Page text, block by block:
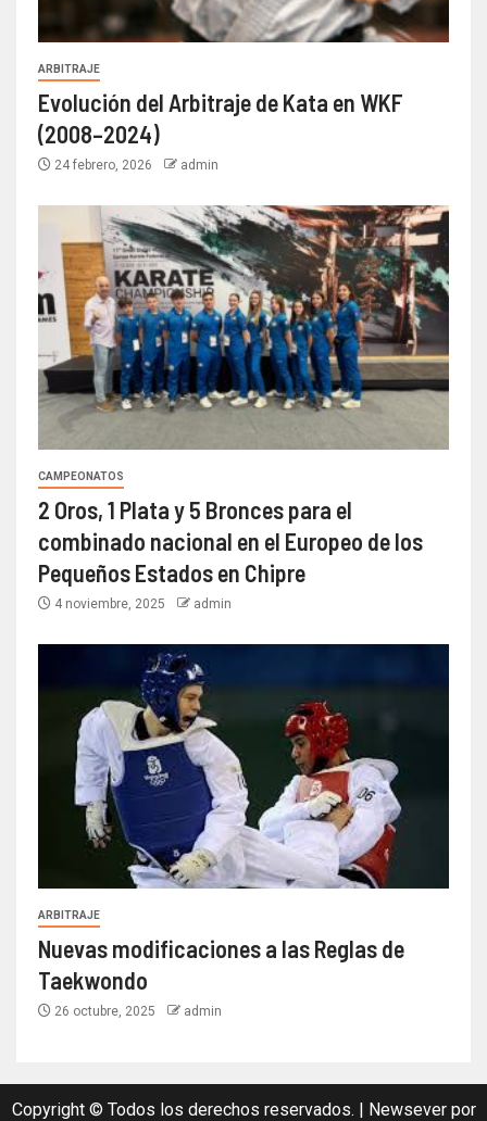
ARBITRAJE
Evolución del Arbitraje de Kata en WKF
(2008–2024)
24 febrero, 2026 admin
CAMPEONATOS
2 Oros, 1 Plata y 5 Bronces para el
combinado nacional en el Europeo de los
Pequeños Estados en Chipre
4 noviembre, 2025 admin
ARBITRAJE
Nuevas modificaciones a las Reglas de
Taekwondo
26 octubre, 2025 admin
Copyright © Todos los derechos reservados. | Newseverpor